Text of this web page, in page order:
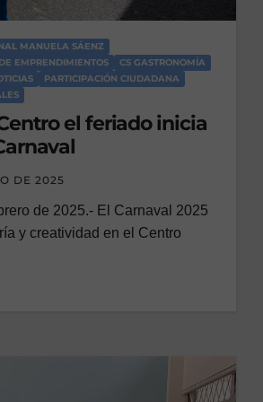
MANUELA SÁENZ
EMPRENDIMIENTOS
CS GASTRONOMÍA
PARTICIPACIÓN CIUDADANA
el feriado inicia
DE 2025
de 2025.- El Carnaval 2025
y creatividad en el Centro